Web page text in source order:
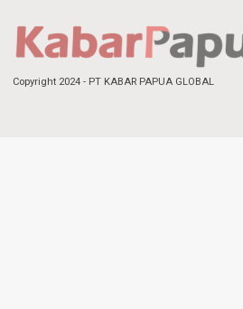
Copyright 2024 - PT KABAR PAPUA GLOBAL